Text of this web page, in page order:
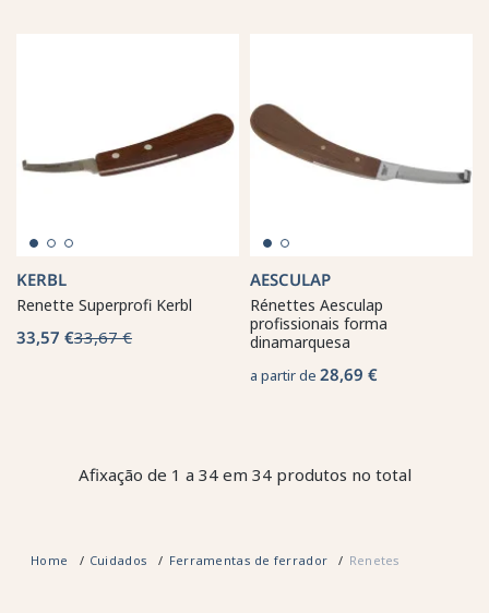
KERBL
Renette Superprofi Kerbl
33,57 €33,67 €
AESCULAP
Rénettes Aesculap
profissionais forma
dinamarquesa
a partir de 28,69 €
Afixação de 1 a 34 em 34 produtos no total
Home Cuidados Ferramentas de ferrador Renetes